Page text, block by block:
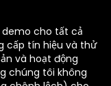
demo cho tất cả
cấp tín hiệu và thử
và hoạt động
chúng tôi không